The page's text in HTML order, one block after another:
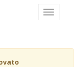
Menu